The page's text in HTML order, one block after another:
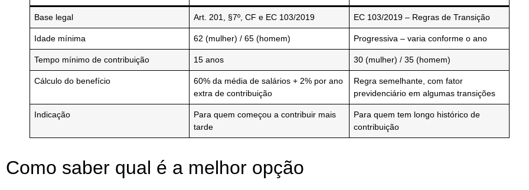
Base legal Art. 201, §7º, CF e EC 103/2019 EC 103/2019 – Regras de Transição
Idade mínima 62 (mulher) / 65 (homem) Progressiva – varia conforme o ano
Tempo mínimo de contribuição 15 anos 30 (mulher) / 35 (homem)
Cálculo do benefício
60% da média de salários + 2% por ano
extra de contribuição
Regra semelhante, com fator
previdenciário em algumas transições
Indicação
Para quem começou a contribuir mais
tarde
Para quem tem longo histórico de
contribuição
Como saber qual é a melhor opção